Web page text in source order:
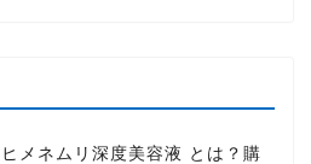
ヒメネムリ深度美容液 とは？購